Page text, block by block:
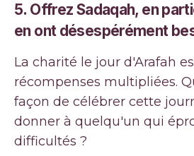
5. Offrez Sadaqah, en
en ont désespérément
La charité le jour d'Arafah
récompenses multipliées.
façon de célébrer cette
donner à quelqu'un qui
difficultés ?